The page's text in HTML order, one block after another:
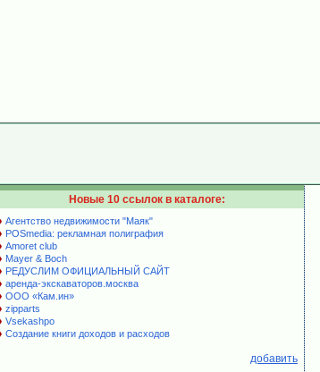
Новые 10 ссылок в каталоге:
Агентство недвижимости "Маяк"
POSmedia: рекламная полиграфия
Amoret club
Mayer & Boch
РЕДУСЛИМ ОФИЦИАЛЬНЫЙ САЙТ
аренда-экскаваторов.москва
ООО «Кам.ин»
zipparts
Vsekashpo
Создание книги доходов и расходов
добавить